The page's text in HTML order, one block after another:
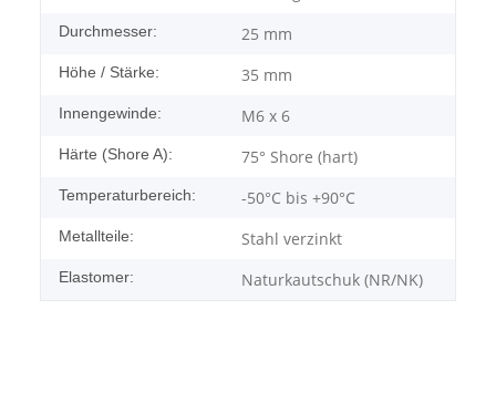
Durchmesser: 25 mm
Höhe / Stärke: 35 mm
Innengewinde: M6 x 6
Härte (Shore A): 75° Shore (hart)
Temperaturbereich: -50°C bis +90°C
Metallteile: Stahl verzinkt
Elastomer: Naturkautschuk (NR/NK)